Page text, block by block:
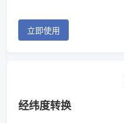
立即使用
经纬度转换